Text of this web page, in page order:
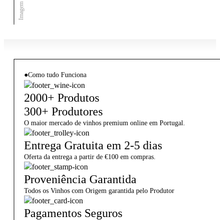
●Como tudo Funciona
2000+ Produtos
300+ Produtores
O maior mercado de vinhos premium online em Portugal.
Entrega Gratuita em 2-5 dias
Oferta da entrega a partir de €100 em compras.
Proveniência Garantida
Todos os Vinhos com Origem garantida pelo Produtor
Pagamentos Seguros